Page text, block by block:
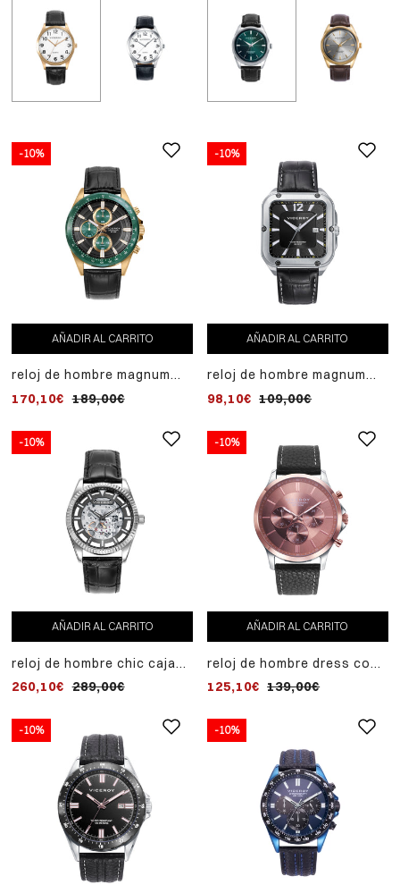
-10%
AÑADIR AL CARRITO
reloj de hombre magnum
y correa de piel negra
170,10€ 189,00€
-10%
AÑADIR AL CARRITO
reloj de hombre magnum
piel negra
98,10€ 109,00€
-10%
AÑADIR AL CARRITO
reloj de hombre chic caja
negra
260,10€ 289,00€
-10%
AÑADIR AL CARRITO
reloj de hombre dress con
correa de piel negra
125,10€ 139,00€
-10% -10%